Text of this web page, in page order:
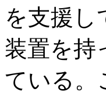
を支援し
装置を持
ている。